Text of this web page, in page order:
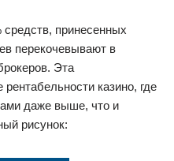
средств, принесенных
перекочевывают в
Эта
казино, где
даже выше, что и
рисунок: